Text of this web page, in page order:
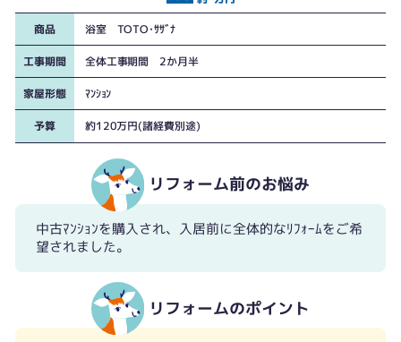
商品
浴室 TOTO･ｻｻﾞﾅ
工事期間 全体工事期間 2か月半
家屋形態 ﾏﾝｼｮﾝ
予算 約120万円(諸経費別途)
リフォーム前のお悩み
中古ﾏﾝｼｮﾝを購入され、入居前に全体的なﾘﾌｫｰﾑをご希
望されました。
リフォームのポイント